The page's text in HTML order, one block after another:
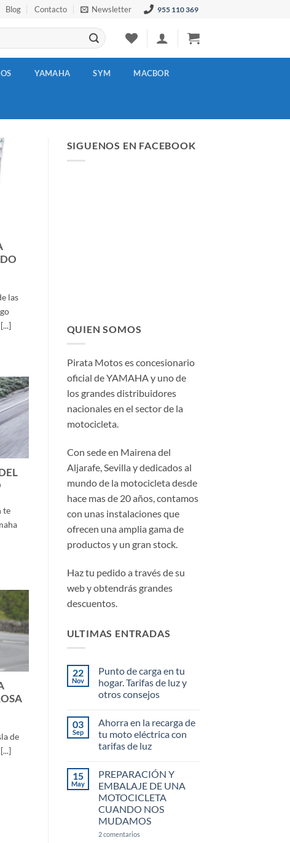
Blog Contacto Newsletter 955 110 369
YAMAHA SYM MACBOR
las
te
de
SIGUENOS EN FACEBOOK
QUIEN SOMOS
Pirata Motos es concesionario
oficial de YAMAHA y uno de
los grandes distribuidores
nacionales en el sector de la
motocicleta.
Con sede en Mairena del
Aljarafe, Sevilla y dedicados al
mundo de la motocicleta desde
hace mas de 20 años, contamos
con unas instalaciones que
ofrecen una amplia gama de
productos y un gran stock.
Haz tu pedido a través de su
web y obtendrás grandes
descuentos.
ULTIMAS ENTRADAS
22
Nov
Punto de carga en tu
hogar. Tarifas de luz y
otros consejos
comentarios
en
Punto
de
tu
hogar.
Tarifas
de
luz
y
otros
consejos
03
Sep
Ahorra en la recarga de
tu moto eléctrica con
tarifas de luz
comentarios
en
Ahorra
en
la
recarga
de
moto
15
May
PREPARACIÓN Y
EMBALAJE DE UNA
MOTOCICLETA
CUANDO NOS
MUDAMOS
2 comentariosen